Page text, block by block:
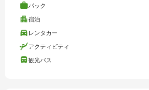
パック
宿泊
レンタカー
アクティビティ
観光バス